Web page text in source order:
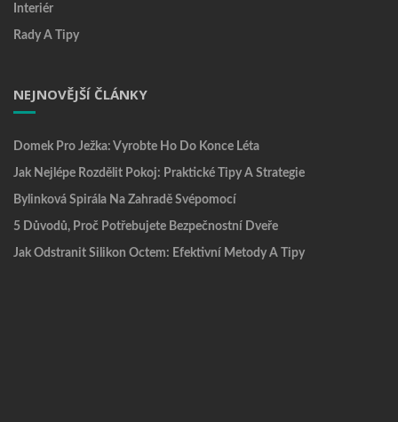
Interiér
Rady A Tipy
NEJNOVĚJŠÍ ČLÁNKY
Domek Pro Ježka: Vyrobte Ho Do Konce Léta
Jak Nejlépe Rozdělit Pokoj: Praktické Tipy A Strategie
Bylinková Spirála Na Zahradě Svépomocí
5 Důvodů, Proč Potřebujete Bezpečnostní Dveře
Jak Odstranit Silikon Octem: Efektivní Metody A Tipy